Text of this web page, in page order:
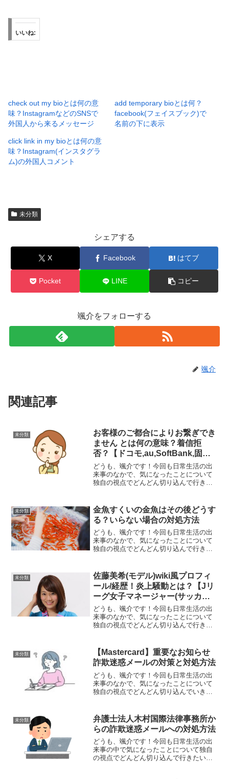
いいね:
check out my bioとは何の意
味？InstagramなどのSNSで
外国人から来るメッセージ
add temporary bioとは何？
facebook(フェイスブック)で
名前の下に表示
click link in my bioとは何の意
味？Instagram(インスタグラ
ム)の外国人コメント
未分類
シェアする
X Facebook はてブ
Pocket LINE コピー
颯介をフォローする
颯介
関連記事
未分類
お客様のご都合によりお繋ぎでき
ません とは何の意味？着信拒
否？【ドコモ,au,SoftBank,固定
電話,iphone】
どうも、颯介です！今回も日常生活の出
来事のなかで、気になったことについて
独自の視点でどんどん切り込んで行きた
は、電話をかけたときに『お客様のご都
合によりお繋ぎできません』...
未分類
金魚すくいの金魚はその後どうす
る？いらない場合の対処方法
どうも、颯介です！今回も日常生活の出
来事のなかで、気になったことについて
独自の視点でどんどん切り込んで行きた
は、お祭りの露店などで金魚すくいをし
たときの金魚をその後どうす...
未分類
佐藤美希(モデル)wiki風プロフィ
ール/経歴！炎上騒動とは？【Jリ
ーグ女子マネージャー(サッカ
ー)】
どうも、颯介です！今回も日常生活の出
来事のなかで、気になったことについて
独自の視点でどんどん切り込んで行きた
は、NHKのサッカーロシアW杯の番組で
MC（司会）を務めている...
未分類
【Mastercard】重要なお知らせ
詐欺迷惑メールの対策と対処方法
どうも、颯介です！今回も日常生活の出
来事のなかで、気になったことについて
独自の視点でどんどん切り込んでいきた
は、『[Mastercard】重要なお知らせ』と
いうタイトルで...
未分類
弁護士法人木村国際法律事務所か
らの詐欺迷惑メールへの対処方法
どうも、颯介です！今回も日常生活の出
来事の中で気になったことについて独自
の視点でどんどん切り込んで行きたいと